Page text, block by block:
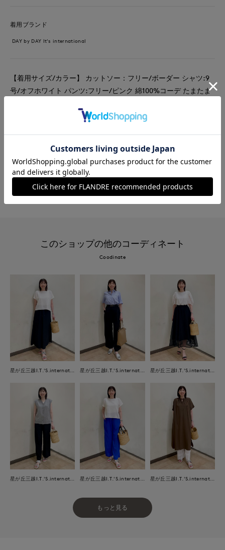
着用ブランド
DAY by DAY It's international
【着用サイズ/カラー】 カットソー：フリー/ボーダー シャツ:9
号/オフホワイト パンツ:フリー/ピンク 綿100%コーデ たまたま
いパンツ シャツを肩掛け、腰巻きはアメカジの定番スタイル。
#カットソー #パンツ #シャツ #リラックス
#イージーケア #コットン
#カジュアル #スポーティ
このショップの他のコーディネート
Coodinate
もっと見る